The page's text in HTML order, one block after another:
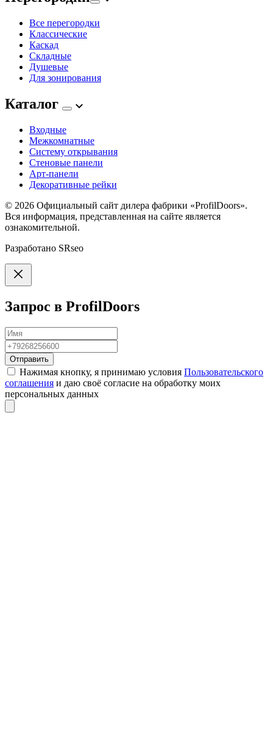
Все перегородки
Классические
Каскад
Складные
Душевые
Для зонирования
Каталог
Входные
Межкомнатные
Систему открывания
Стеновые панели
Арт-панели
Декоративные рейки
© 2026 Официальный сайт дилера фабрики «ProfilDoors».
Вся информация, представленная на сайте является
ознакомительной.
Разработано SRseo
Запрос в ProfilDoors
Отправить
Нажимая кнопку, я принимаю условия Пользовательского
соглашения и даю своё согласие на обработку моих
персональных данных